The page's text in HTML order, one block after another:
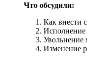
Что обсудили:
Как внести
Исполнение
Увольнение
Изменение